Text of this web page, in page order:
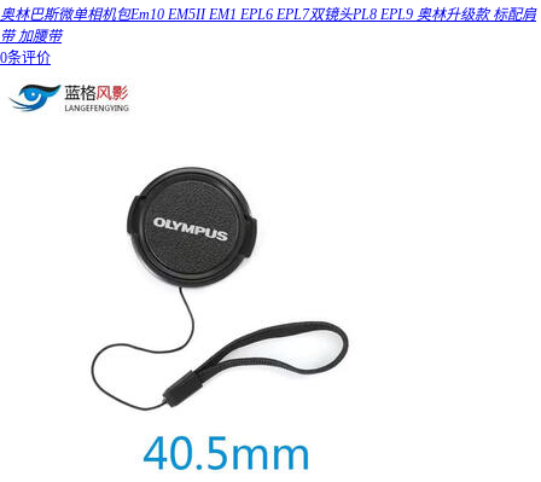
奥林巴斯微单相机包Em10 EM5II EM1 EPL6 EPL7双镜头PL8 EPL9 奥林升级款 标配肩
带 加腰带
0条评价